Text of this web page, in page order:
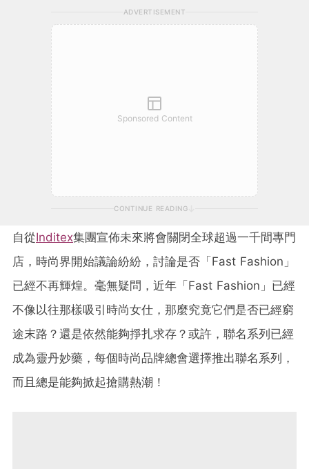
ADVERTISEMENT
Sponsored Content
CONTINUE READING
自從Inditex集團宣佈未來將會關閉全球超過一千間專門
店，時尚界開始議論紛紛，討論是否「Fast Fashion」
已經不再輝煌。毫無疑問，近年「Fast Fashion」已經
不像以往那樣吸引時尚女仕，那麼究竟它們是否已經窮
途末路？還是依然能夠掙扎求存？或許，聯名系列已經
成為靈丹妙藥，每個時尚品牌總會選擇推出聯名系列，
而且總是能夠掀起搶購熱潮！